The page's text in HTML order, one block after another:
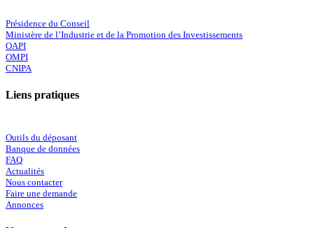
Présidence du Conseil
Ministère de l’Industrie et de la Promotion des Investissements
OAPI
OMPI
CNIPA
Liens pratiques
Outils du déposant
Banque de données
FAQ
Actualités
Nous contacter
Faire une demande
Annonces